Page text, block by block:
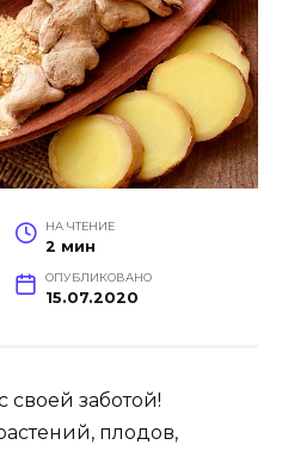
НА ЧТЕНИЕ
2 мин
ОПУБЛИКОВАНО
15.07.2020
заботой!
плодов,